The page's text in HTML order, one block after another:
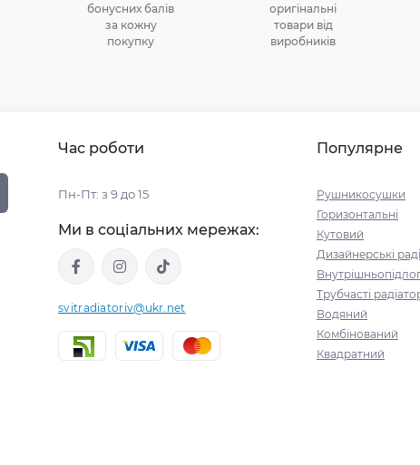
бонусних балів
за кожну
покупку
оригінальні
товари від
виробників
Час роботи
Пн-Пт: з 9 до 15
Ми в соціальних мережах:
svitradiatoriv@ukr.net
Популярне
Рушникосушки
Горизонтальні
Кутовий
Дизайнерські
Трубчасті
Водяний
Комбінований
Квадратний